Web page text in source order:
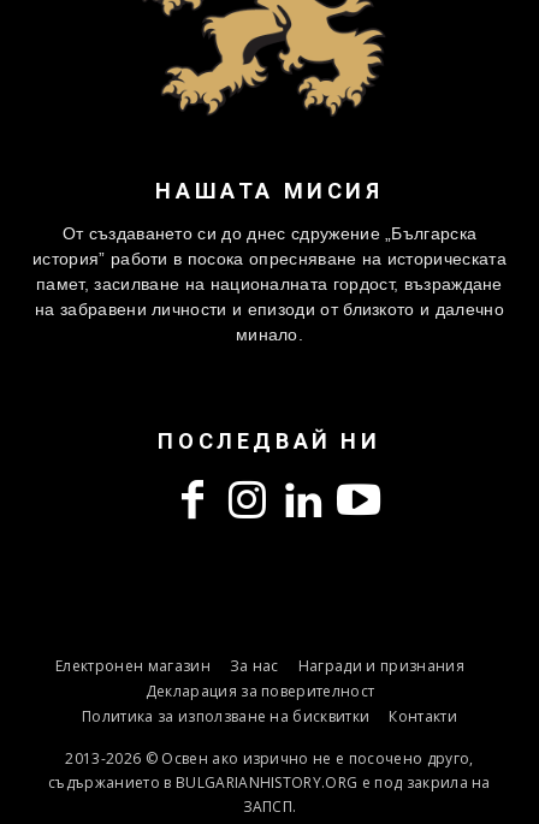
НАШАТА МИСИЯ
От създаването си до днес сдружение „Българска
история” работи в посока опресняване на историческата
памет, засилване на националната гордост, възраждане
на забравени личности и епизоди от близкото и далечно
минало.
ПОСЛЕДВАЙ НИ
Електронен магазин За нас
Награди и признания
Декларация за поверителност
Политика за използване на бисквитки
Контакти
2013-2026 © Освен ако изрично не е посочено друго,
съдържанието в BULGARIANHISTORY.ORG е под закрила на
ЗАПСП.